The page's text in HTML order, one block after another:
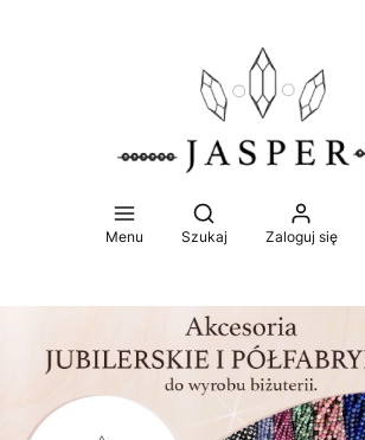
Menu
Otwórz wyszukiwarkę
Szukaj Zaloguj się